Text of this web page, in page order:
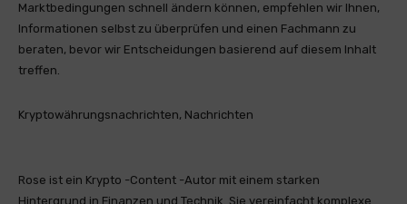
Marktbedingungen schnell ändern können, empfehlen wir Ihnen,
Informationen selbst zu überprüfen und einen Fachmann zu
beraten, bevor wir Entscheidungen basierend auf diesem Inhalt
treffen.
Kryptowährungsnachrichten, Nachrichten
Rose ist ein Krypto -Content -Autor mit einem starken
Hintergrund in Finanzen und Technik. Sie vereinfacht komplexe